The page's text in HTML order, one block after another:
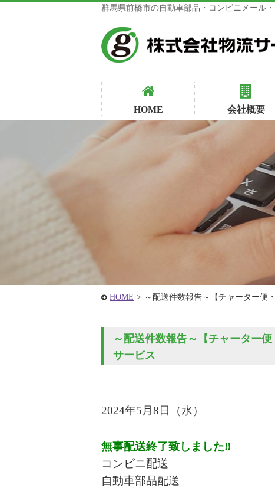
群馬県前橋市の自動車部品・コンビニメール
HOME 会社概要
HOME > ～配送件数報告～【チャーター便
～配送件数報告～【チャーター
サービス
2024年5 月8 日 （水）
無事配送終了致しました‼
コンビニ配送
自動車部品配送